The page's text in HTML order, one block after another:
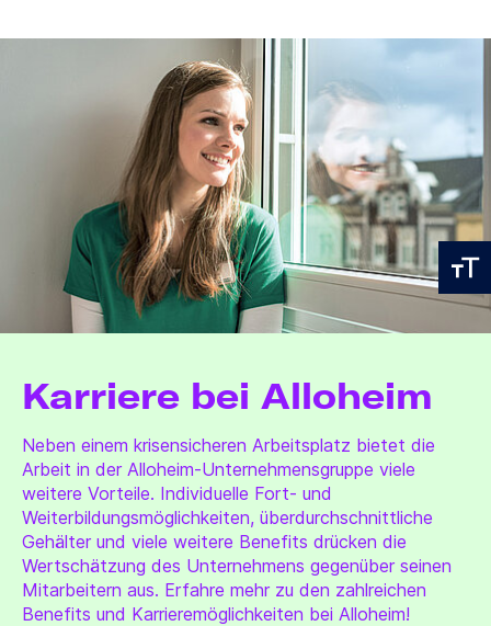
Karriere bei Alloheim
Neben einem krisensicheren Arbeitsplatz bietet die
Arbeit in der Alloheim-Unternehmensgruppe viele
weitere Vorteile. Individuelle Fort- und
Weiterbildungsmöglichkeiten, überdurchschnittliche
Gehälter und viele weitere Benefits drücken die
Wertschätzung des Unternehmens gegenüber seinen
Mitarbeitern aus. Erfahre mehr zu den zahlreichen
Benefits und Karrieremöglichkeiten bei Alloheim!